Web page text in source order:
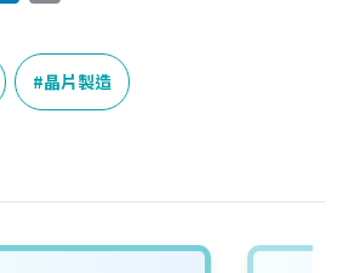
n
e
n
p
y
L
k
晶片製造